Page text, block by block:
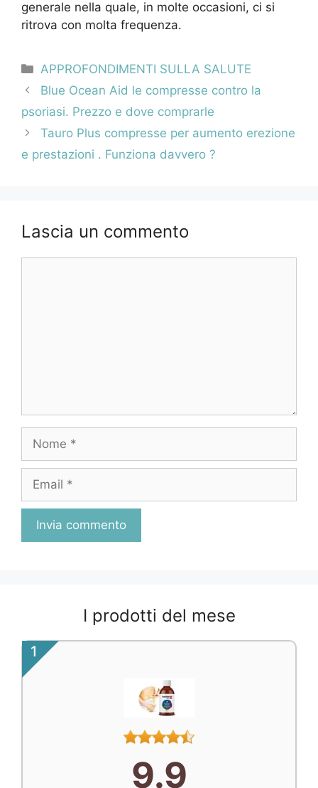
generale nella quale, in molte occasioni, ci si
ritrova con molta frequenza.
Categorie
APPROFONDIMENTI SULLA SALUTE
Navigazione
articolo
Blue Ocean Aid le compresse contro la
psoriasi. Prezzo e dove comprarle
Tauro Plus compresse per aumento erezione
e prestazioni . Funziona davvero ?
Lascia un commento
Nome
Email
I prodotti del mese
1
9.9